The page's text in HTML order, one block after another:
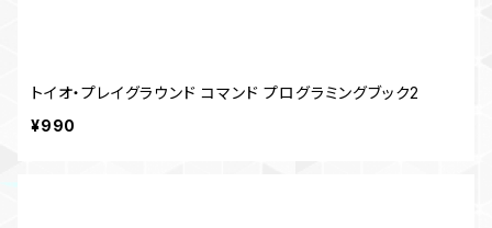
トイオ・プレイグラウンド コマンド プログラミングブック2
¥990